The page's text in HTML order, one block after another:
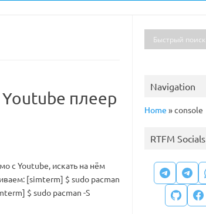
плеер
с Youtube, искать на нём
[simterm] $ sudo pacman
$ sudo pacman -S
Navigation
Home »console
RTFM Socials